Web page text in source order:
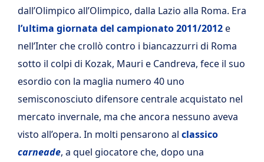
dall’Olimpico all’Olimpico, dalla Lazio alla Roma. Era
l’ultima giornata del campionato 2011/2012e
nell’Inter che crollò contro i biancazzurri di Roma
sotto il colpi di Kozak, Mauri e Candreva, fece il suo
esordio con la maglia numero 40 uno
semisconosciuto difensore centrale acquistato nel
mercato invernale, ma che ancora nessuno aveva
visto all’opera. In molti pensarono al classico
carneade, a quel giocatore che, dopo una